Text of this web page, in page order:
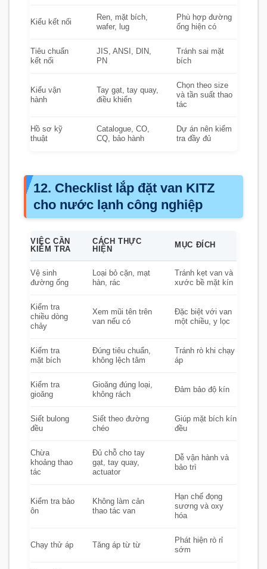
Kiểu kết nối
Ren, mặt bích,
wafer, lug
Phù hợp đường
ống hiện có
Tiêu chuẩn
kết nối
JIS, ANSI, DIN,
PN
Tránh sai mặt
bích
Kiểu vận
hành
Tay gạt, tay quay,
điều khiển
Chọn theo size
và tần suất thao
tác
Hồ sơ kỹ
thuật
Catalogue, CO,
CQ, bảo hành
Dự án nên kiểm
tra đầy đủ
12. Checklist lắp đặt van KITZ
cho nước lạnh công nghiệp
VIỆC CẦN
KIỂM TRA
CÁCH THỰC
HIỆN
MỤC ĐÍCH
Vệ sinh
đường ống
Loại bỏ cặn, mạt
hàn, rác
Tránh kẹt van và
xước bề mặt kín
Kiểm tra
chiều dòng
chảy
Xem mũi tên trên
van nếu có
Đặc biệt với van
một chiều, y lọc
Kiểm tra
mặt bích
Đúng tiêu chuẩn,
không lệch tâm
Tránh rò khi chạy
áp
Kiểm tra
gioăng
Gioăng đúng loại,
không rách
Đảm bảo độ kín
Siết bulong
đều
Siết theo đường
chéo
Giúp mặt bích kín
đều
Chừa
khoảng thao
tác
Đủ chỗ cho tay
gạt, tay quay,
actuator
Dễ vận hành và
bảo trì
Kiểm tra bảo
ôn
Không làm cản
thao tác van
Hạn chế đọng
sương và oxy
hóa
Chạy thử áp Tăng áp từ từ
Phát hiện rò rỉ
sớm